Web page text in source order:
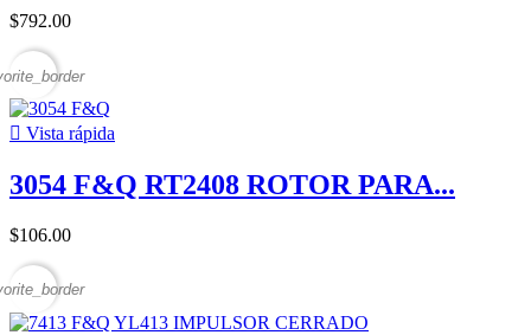
$792.00
 Vista rápida
3054 F&Q RT2408 ROTOR PARA...
$106.00